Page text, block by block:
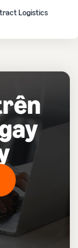
Logistics